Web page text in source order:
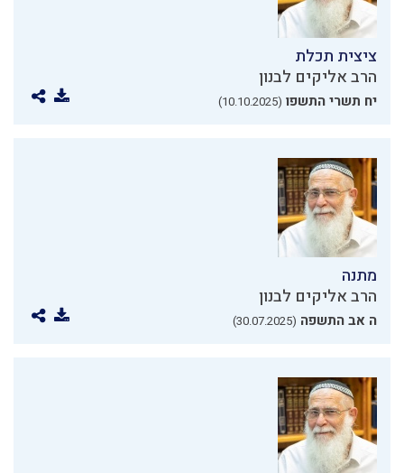
ציצית תכלת
הרב אליקים לבנון
יח תשרי התשפו (10.10.2025)
מתנה
הרב אליקים לבנון
ה אב התשפה (30.07.2025)